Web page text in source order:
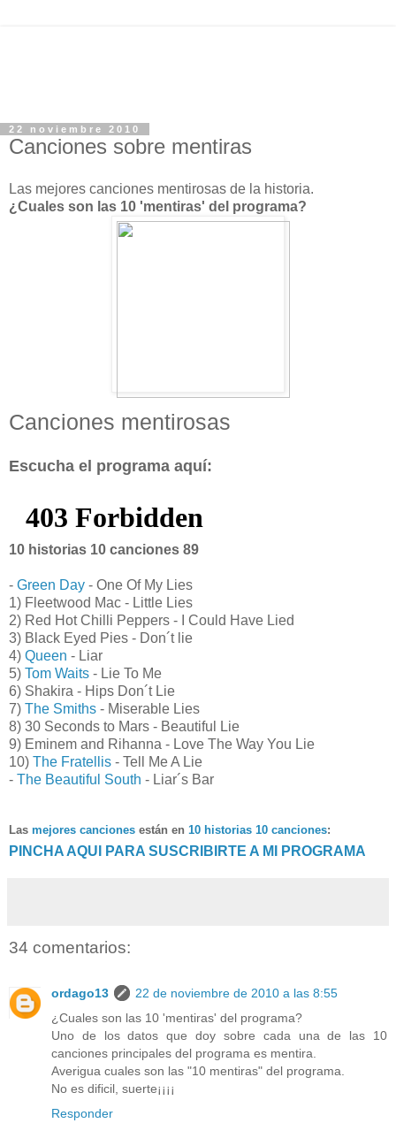
22 noviembre 2010
Canciones sobre mentiras
Las mejores canciones mentirosas de la historia.
¿Cuales son las 10 'mentiras' del programa?
Canciones mentirosas
Escucha el programa aquí:
10 historias 10 canciones 89
- Green Day - One Of My Lies
1) Fleetwood Mac - Little Lies
2) Red Hot Chilli Peppers - I Could Have Lied
3) Black Eyed Pies - Don´t lie
4) Queen - Liar
5) Tom Waits - Lie To Me
6) Shakira - Hips Don´t Lie
7) The Smiths - Miserable Lies
8) 30 Seconds to Mars - Beautiful Lie
9) Eminem and Rihanna - Love The Way You Lie
10) The Fratellis - Tell Me A Lie
- The Beautiful South - Liar´s Bar
Las mejores canciones están en 10 historias 10 canciones:
PINCHA AQUI PARA SUSCRIBIRTE A MI PROGRAMA
34 comentarios:
ordago13
22 de noviembre de 2010 a las 8:55
¿Cuales son las 10 'mentiras' del programa?
Uno de los datos que doy sobre cada una de las 10
canciones principales del programa es mentira.
Averigua cuales son las "10 mentiras" del programa.
No es dificil, suerte¡¡¡¡
Responder